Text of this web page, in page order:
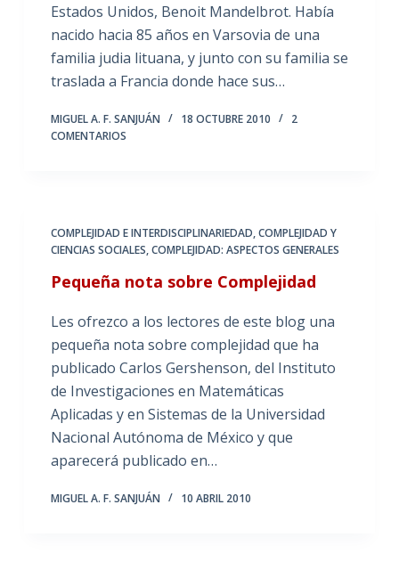
Estados Unidos, Benoit Mandelbrot. Había
nacido hacia 85 años en Varsovia de una
familia judia lituana, y junto con su familia se
traslada a Francia donde hace sus…
MIGUEL A. F. SANJUÁN 18 OCTUBRE 2010
2
COMENTARIOS
COMPLEJIDAD E INTERDISCIPLINARIEDAD,COMPLEJIDAD Y
CIENCIAS SOCIALES,COMPLEJIDAD: ASPECTOS GENERALES
Pequeña nota sobre Complejidad
Les ofrezco a los lectores de este blog una
pequeña nota sobre complejidad que ha
publicado Carlos Gershenson, del Instituto
de Investigaciones en Matemáticas
Aplicadas y en Sistemas de la Universidad
Nacional Autónoma de México y que
aparecerá publicado en…
MIGUEL A. F. SANJUÁN 10 ABRIL 2010